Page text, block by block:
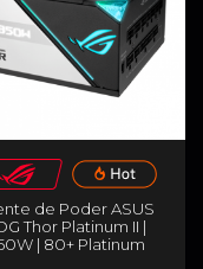
de Poder ASUS
Thor Platinum II |
| 80+ Platinum